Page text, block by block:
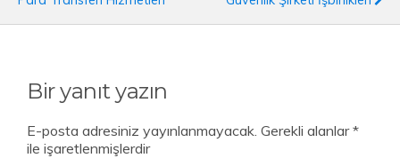
Bir yanıt yazın
E-posta adresiniz yayınlanmayacak. Gerekli alanlar*
ile işaretlenmişlerdir